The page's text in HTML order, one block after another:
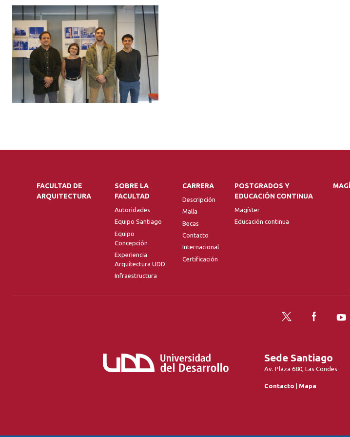
FACULTAD DE
ARQUITECTURA
SOBRE LA
FACULTAD
Autoridades
Equipo Santiago
Equipo
Concepción
Experiencia
Arquitectura UDD
Infraestructura
CARRERA
Descripción
Malla
Becas
Contacto
Internacional
Certificación
POSTGRADOS Y
EDUCACIÓN CONTINUA
Magíster
Educación continua
Twitter Facebook
Sede Santiago
Av. Plaza 680, Las Condes
Contacto | Mapa